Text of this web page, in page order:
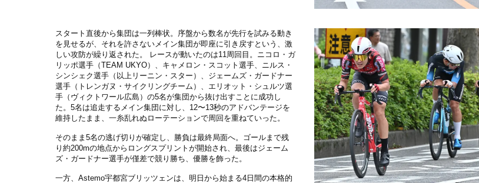
スタート直後から集団は一列棒状。序盤から数名が先行を試みる動き
を見せるが、それを許さないメイン集団が即座に引き戻すという、激
しい攻防が繰り返された。 レースが動いたのは11周回目。ニコロ・ガ
リッポ選手（TEAM UKYO）、キャメロン・スコット選手、ニルス・
シンシェク選手（以上リーニン・スター）、ジェームズ・ガードナー
選手（トレンガヌ・サイクリングチーム）、エリオット・シュルツ選
手（ヴィクトワール広島）の5名が集団から抜け出すことに成功し
た。5名は追走するメイン集団に対し、12〜13秒のアドバンテージを
維持したまま、一糸乱れぬローテーションで周回を重ねていった。
そのまま5名の逃げ切りが確定し、勝負は最終局面へ。ゴールまで残
り約200mの地点からロングスプリントが開始され、最後はジェーム
ズ・ガードナー選手が僅差で競り勝ち、優勝を飾った。
一方、Astemo宇都宮ブリッツェンは、明日から始まる4日間の本格的